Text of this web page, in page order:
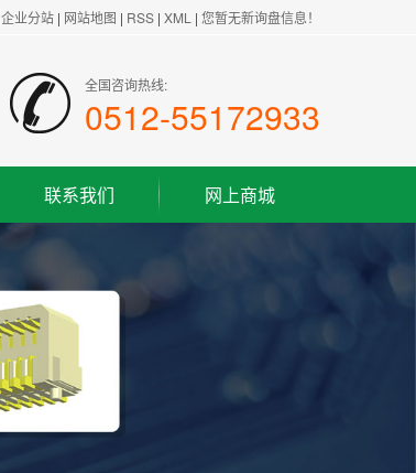
企业分站 | 网站地图 | RSS | XML | 您暂无新询盘信息！
全国咨询热线:
0512-55172933
联系我们
联系方式
客户留言
网上商城